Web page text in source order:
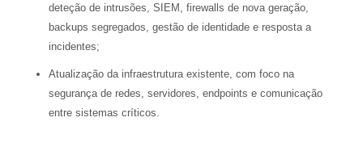
deteção de intrusões, SIEM, firewalls de nova geração,
backups segregados, gestão de identidade e resposta a
incidentes;
Atualização da infraestrutura existente, com foco na
segurança de redes, servidores, endpoints e comunicação
entre sistemas críticos.